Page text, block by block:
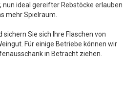
ideal gereifter Rebstöcke erlauben
mehr Spielraum.
sichern Sie sich Ihre Flaschen von
Für einige Betriebe können wir
in Betracht ziehen.